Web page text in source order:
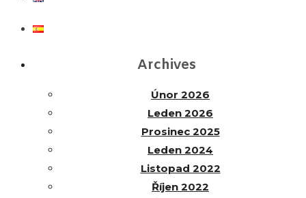
Archives
Únor 2026
Leden 2026
Prosinec 2025
Leden 2024
Listopad 2022
Říjen 2022